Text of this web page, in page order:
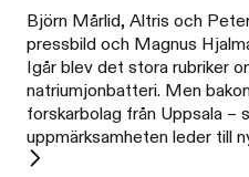
Björn Mårlid, Altris och
pressbild och Magnus
Igår blev det stora rubriker
natriumjonbatteri. Men
forskarbolag från Uppsala –
uppmärksamheten leder till